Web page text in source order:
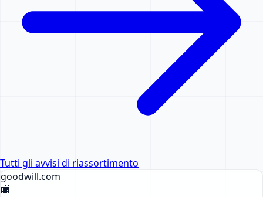
Tutti gli avvisi di riassortimento
goodwill.com
🏬